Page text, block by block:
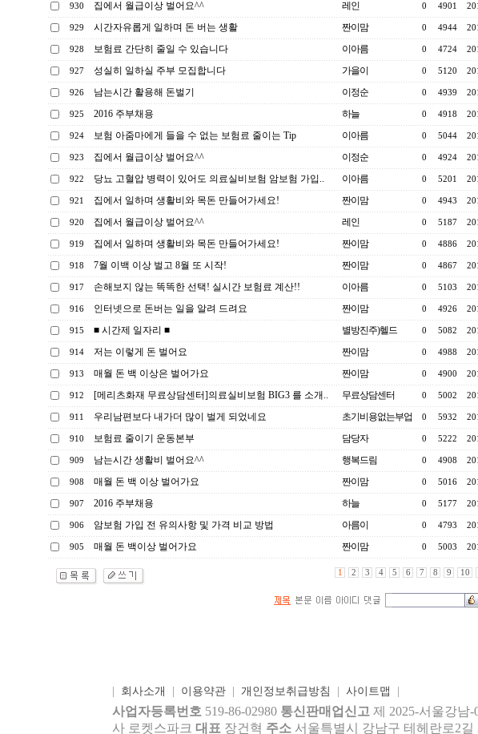
930 집에서 월급이상 벌어요^^ 레인 0 4901
929 시간자유롭게 일하며 돈 버는 생활 짠이맘 0 4944
928 보험료 간단히 줄일 수 있습니다 이아름 0 4724
927 성실히 일하실 주부 모집합니다 가을이 0 5120
926 남는시간 활용해 돈벌기 이정순 0 4939
925 2016 주부채용 하늘 0 4918
924 보험 아줌마에게 들을 수 없는 보험료 줄이는 Tip 이아름 0 5044
923 집에서 월급이상 벌어요^^ 이정순 0 4924
922 당뇨 고혈압 병력이 있어도 의료실비보험 암보험 가입.. 이아름 0 5201
921 집에서 일하며 생활비와 목돈 만들어가세요! 짠이맘 0 4943
920 집에서 월급이상 벌어요^^ 레인 0 5187
919 집에서 일하며 생활비와 목돈 만들어가세요! 짠이맘 0 4886
918 7월 이백 이상 벌고 8월 또 시작! 짠이맘 0 4867
917 손해보지 않는 똑똑한 선택! 실시간 보험료 계산!! 이아름 0 5103
916 인터넷으로 돈버는 일을 알려 드려요 짠이맘 0 4926
915 ■ 시간제 일자리 ■ 별방진주)헬드 0 5082
914 저는 이렇게 돈 벌어요 짠이맘 0 4988
913 매월 돈 백 이상은 벌어가요 짠이맘 0 4900
912 [메리츠화재 무료상담센터]의료실비보험 BIG3 를 소개.. 무료상담센터 0 5002
911 우리남편보다 내가더 많이 벌게 되었네요 초기비용없는부업 0 5932
910 보험료 줄이기 운동본부 담당자 0 5222
909 남는시간 생활비 벌어요^^ 행복드림 0 4908
908 매월 돈 백 이상 벌어가요 짠이맘 0 5016
907 2016 주부채용 하늘 0 5177
906 암보험 가입 전 유의사항 및 가격 비교 방법 아름이 0 4793
905 매월 돈 백이상 벌어가요 짠이맘 0 5003
1 2 3 4 5 6 7 8 9 10
회사소개 이용약관| 개인정보취급방침 사이트맵
사업자등록번호 519-86-02980 통신판매업신고 제 2025-서울강남-
사 로켓스파크 대표 장건혁 주소 서울특별시 강남구 테헤란로2길